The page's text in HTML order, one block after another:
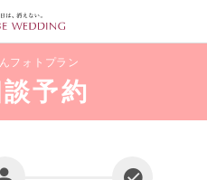
フォトプラン
予約